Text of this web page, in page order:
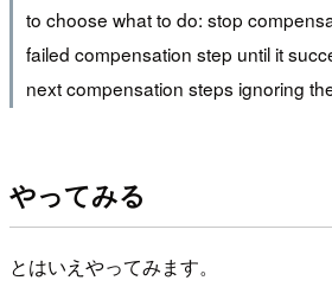
to choose what to do: stop
failed compensation step until it
next compensation steps ignoring
やってみる
とはいえやってみます。